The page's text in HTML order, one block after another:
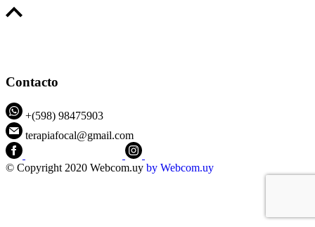
Contacto
+(598) 98475903
terapiafocal@gmail.com
© Copyright 2020 Webcom.uy by Webcom.uy